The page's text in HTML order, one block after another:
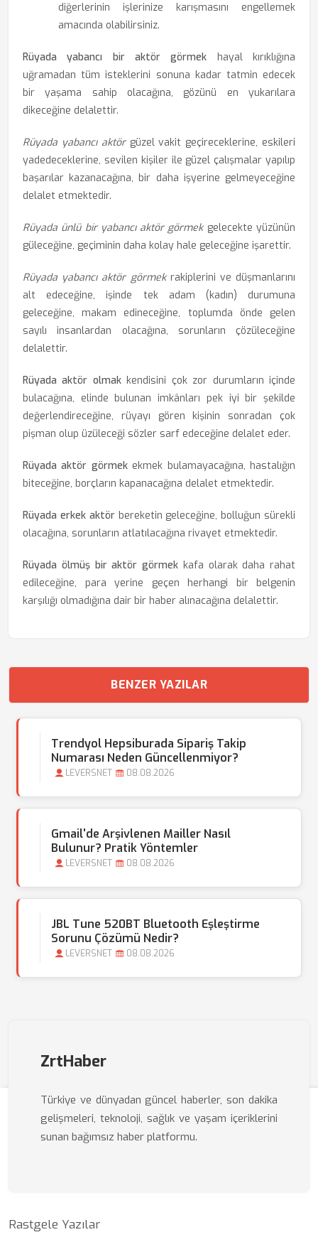
diğerlerinin işlerinize karışmasını engellemek
amacında olabilirsiniz.
Rüyada yabancı bir aktör görmek hayal kırıklığına
uğramadan tüm isteklerini sonuna kadar tatmin edecek
bir yaşama sahip olacağına, gözünü en yukarılara
dikeceğine delalettir.
Rüyada yabancı aktörgüzel vakit geçireceklerine, eskileri
yadedeceklerine, sevilen kişiler ile güzel çalışmalar yapılıp
başarılar kazanacağına, bir daha işyerine gelmeyeceğine
delalet etmektedir.
Rüyada ünlü bir yabancı aktör görmekgelecekte yüzünün
güleceğine, geçiminin daha kolay hale geleceğine işarettir.
Rüyada yabancı aktör görmekrakiplerini ve düşmanlarını
alt edeceğine, işinde tek adam (kadın) durumuna
geleceğine, makam edineceğine, toplumda önde gelen
sayılı insanlardan olacağına, sorunların çözüleceğine
delalettir.
Rüyada aktör olmakkendisini çok zor durumların içinde
bulacağına, elinde bulunan imkânları pek iyi bir şekilde
değerlendireceğine, rüyayı gören kişinin sonradan çok
pişman olup üzüleceği sözler sarf edeceğine delalet eder.
Rüyada aktör görmekekmek bulamayacağına, hastalığın
biteceğine, borçların kapanacağına delalet etmektedir.
Rüyada erkek aktörbereketin geleceğine, bolluğun sürekli
olacağına, sorunların atlatılacağına rivayet etmektedir.
Rüyada ölmüş bir aktör görmek kafa olarak daha rahat
edileceğine, para yerine geçen herhangi bir belgenin
karşılığı olmadığına dair bir haber alınacağına delalettir.
BENZER YAZILAR
Trendyol Hepsiburada Sipariş Takip
Numarası Neden Güncellenmiyor?
LEVERSNET 08.08.2026
Gmail'de Arşivlenen Mailler Nasıl
Bulunur? Pratik Yöntemler
LEVERSNET 08.08.2026
JBL Tune 520BT Bluetooth Eşleştirme
Sorunu Çözümü Nedir?
LEVERSNET 08.08.2026
ZrtHaber
Türkiye ve dünyadan güncel haberler, son dakika
gelişmeleri, teknoloji, sağlık ve yaşam içeriklerini
sunan bağımsız haber platformu.
Rastgele Yazılar